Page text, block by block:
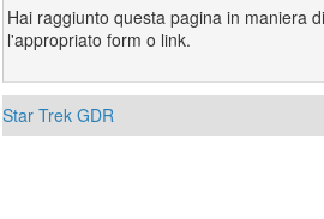
Hai raggiunto questa pagina in maniera
l'appropriato form o link.
Star Trek GDR